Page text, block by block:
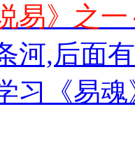
易》之
河,后面
习《易